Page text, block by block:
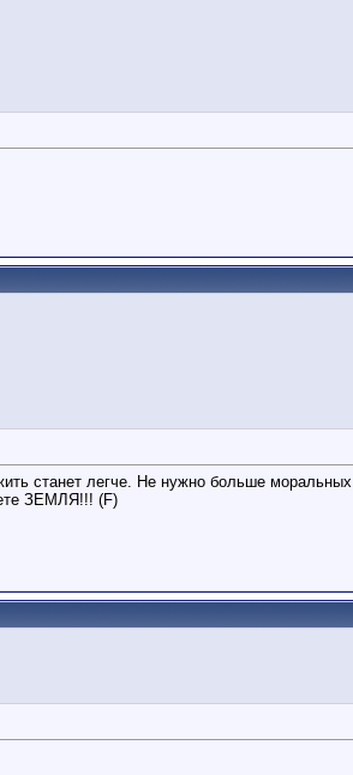
станет легче. Не нужно больше
ЗЕМЛЯ!!! (F)